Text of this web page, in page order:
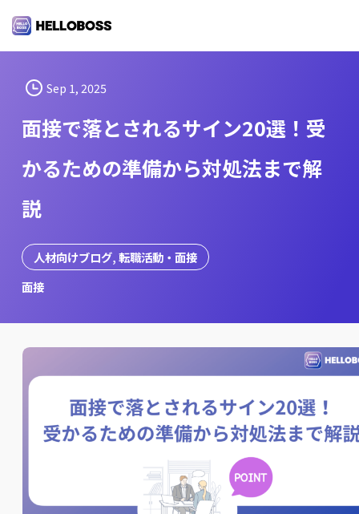
i
Sep 1, 2025
面接で落とされるサイン20選！受
かるための準備から対処法まで解
説
人材向けブログ, 転職活動・面接
面接